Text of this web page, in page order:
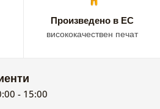
Произведено в ЕС
висококачествен печат
- 15:00